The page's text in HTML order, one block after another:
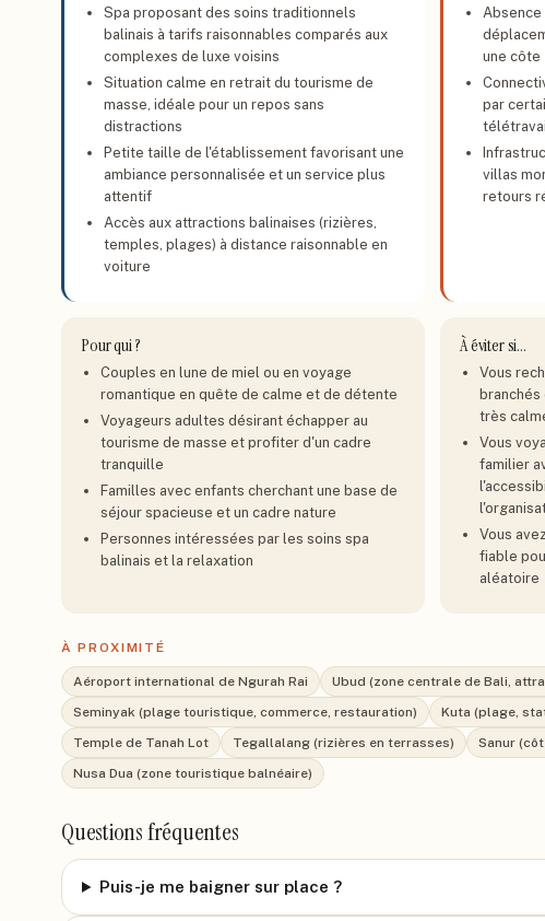
Spa proposant des soins traditionnels
balinais à tarifs raisonnables comparés aux
complexes de luxe voisins
Situation calme en retrait du tourisme de
masse, idéale pour un repos sans
distractions
Petite taille de l'établissement favorisant une
ambiance personnalisée et un service plus
attentif
Accès aux attractions balinaises (rizières,
temples, plages) à distance raisonnable en
voiture
Absence
une côte
par
villas
retours
Pour qui ?
Couples en lune de miel ou en voyage
romantique en quête de calme et de détente
Voyageurs adultes désirant échapper au
tourisme de masse et profiter d'un cadre
tranquille
Familles avec enfants cherchant une base de
séjour spacieuse et un cadre nature
Personnes intéressées par les soins spa
balinais et la relaxation
À éviter si…
Vous
très
Vous
familier
Vous
fiable
aléatoire
À PROXIMITÉ
Aéroport international de Ngurah Rai
Ubud (zone centrale de Bali,
Seminyak (plage touristique, commerce, restauration)
Kuta (plage,
Temple de Tanah Lot
Tegallalang (rizières en terrasses)
Sanur
Nusa Dua (zone touristique balnéaire)
Questions fréquentes
Puis-je me baigner sur place ?